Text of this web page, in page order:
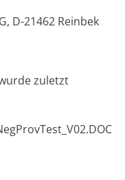
D-21462 Reinbek
zuletzt